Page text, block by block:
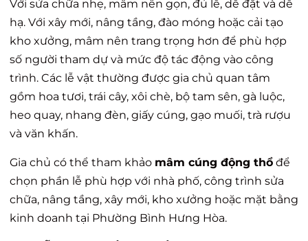
Với sửa chữa nhẹ, mâm nên gọn, đủ lễ, dễ đặt và dễ
hạ. Với xây mới, nâng tầng, đào móng hoặc cải tạo
kho xưởng, mâm nên trang trọng hơn để phù hợp
số người tham dự và mức độ tác động vào công
trình. Các lễ vật thường được gia chủ quan tâm
gồm hoa tươi, trái cây, xôi chè, bộ tam sên, gà luộc,
heo quay, nhang đèn, giấy cúng, gạo muối, trà rượu
và văn khấn.
Gia chủ có thể tham khảo mâm cúng động thổ để
chọn phần lễ phù hợp với nhà phố, công trình sửa
chữa, nâng tầng, xây mới, kho xưởng hoặc mặt bằng
kinh doanh tại Phường Bình Hưng Hòa.